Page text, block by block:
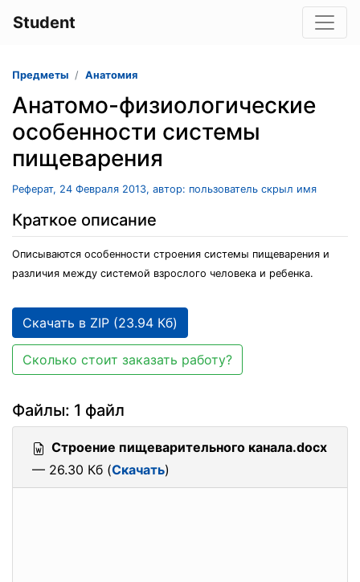
Student
Предметы Анатомия
Анатомо-физиологические
особенности системы
пищеварения
Реферат, 24 Февраля 2013, автор: пользователь скрыл имя
Краткое описание
Описываются особенности строения системы пищеварения и
различия между системой взрослого человека и ребенка.
Скачать в ZIP (23.94 Кб)
Сколько стоит заказать работу?
Файлы: 1 файл
Строение пищеварительного канала.docx
— 26.30 Кб (Скачать)